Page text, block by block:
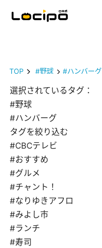
TOP #野球 #ハンバーグ
選択されているタグ：
#野球
#ハンバーグ
タグを絞り込む
#CBCテレビ
#おすすめ
#グルメ
#チャント！
#なりゆきアフロ
#みよし市
#ランチ
#寿司